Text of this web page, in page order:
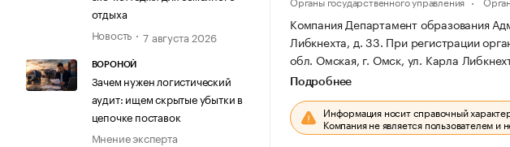
отдыха
Новость
7 августа 2026
ВОРОНОЙ
Зачем нужен логистический
аудит: ищем скрытые убытки в
цепочке поставок
Мнение эксперта
Компания Департамент образования
Либкнехта, д. 33. При регистрации
обл. Омская, г. Омск, ул. Карла
Подробнее
Информация носит справочный
Компания не является пользователем